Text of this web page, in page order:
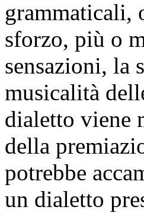
grammaticali,
sforzo, più o
sensazioni, la
musicalità
dialetto viene
della
potrebbe
un dialetto